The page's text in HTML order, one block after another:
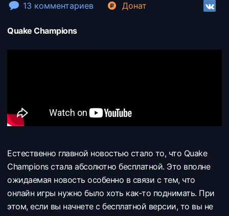
13 комментариев Донат
Quake Champions
Естественно главной новостью стало то, что Quake
Champions стала абсолютно бесплатной. Это вполне
ожидаемая новость особенно в связи с тем, что
онлайн игры нужно было хоть как-то поднимать. При
этом, если вы начнете с бесплатной версии, то вы не